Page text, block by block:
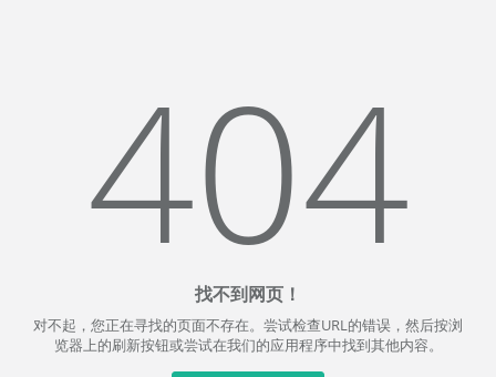
404
找不到网页！
对不起，您正在寻找的页面不存在。尝试检查URL的错误，然后按浏
览器上的刷新按钮或尝试在我们的应用程序中找到其他内容。